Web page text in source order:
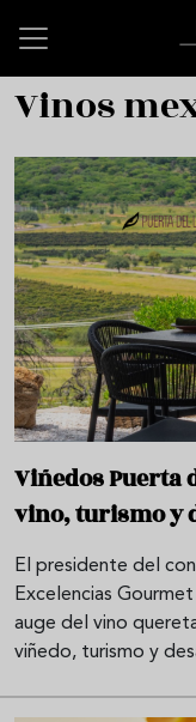
Vinos
Viñedos Puerta
vino, turismo y
El presidente del
Excelencias
auge del vino
viñedo, turismo y